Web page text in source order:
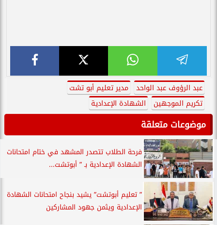
عبد الرؤوف عبد الواحد
مدير تعليم أبو تشت
تكريم الموجهين
الشهادة الإعدادية
موضوعات متعلقة
فرحة الطلاب تتصدر المشهد في ختام امتحانات
الشهادة الإعدادية بـ ” أبوتشت...
” تعليم أبوتشت” يشيد بنجاح امتحانات الشهادة
الإعدادية ويثمن جهود المشاركين